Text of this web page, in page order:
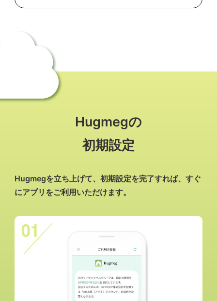
Hugmegの
初期設定
Hugmegを立ち上げて、初期設定を完了すれば、すぐ
にアプリをご利用いただけます。